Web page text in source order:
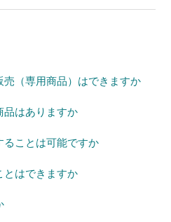
（専用商品）はできますか
品はありますか
ことは可能ですか
とはできますか